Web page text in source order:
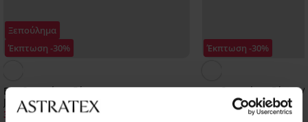
Ξεπούλημα
Έκπτωση -30%
Βαμβακερή πιτζάμα JACK AND JONES
JACLuca μακριά
31,49 € 44,99 €
Έκπτωση -30%
Βαμβακερή πιτζάμα
μακριά
40,99 €